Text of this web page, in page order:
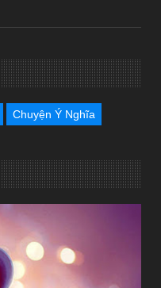
Chuyện Ý Nghĩa